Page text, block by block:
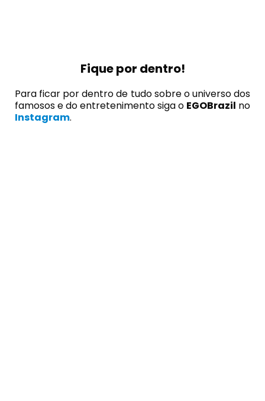
Fique por dentro!
Para ficar por dentro de tudo sobre o universo dos
famosos e do entretenimento siga o EGOBrazil no
Instagram.